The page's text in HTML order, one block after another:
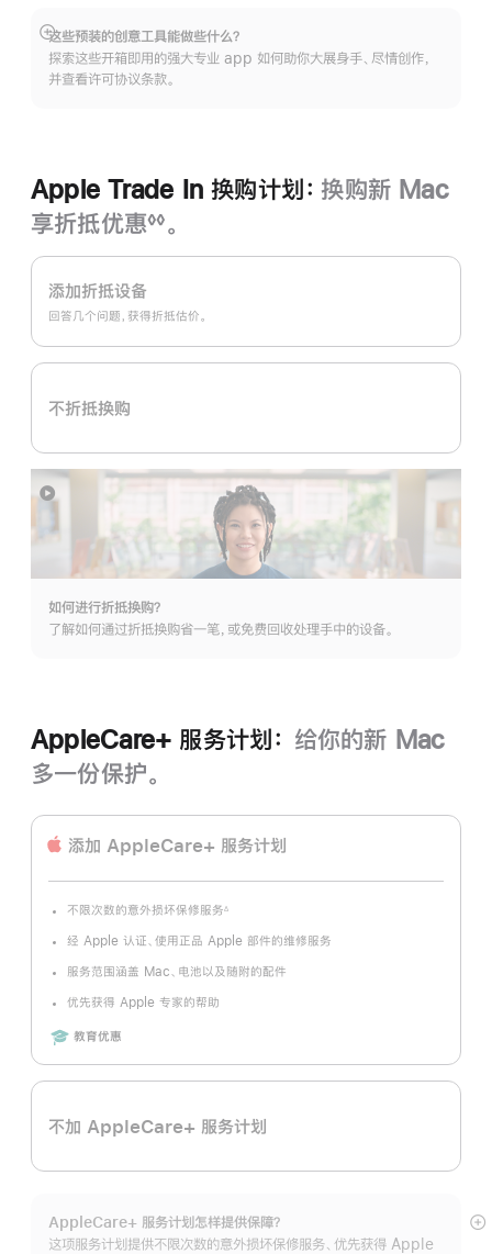
这些预装的创意工具能做些什么？
探索这些开箱即用的强大专业 app 如何助你大展身手、尽情创作，
并查看许可协议条款。
展
开
Apple Trade In 换购计划： 换购新 Mac
享折抵优惠
注
◊◊ 。
Apple
Trade
换
购
划：
添加折抵设备
回答几个问题，获得折抵估价。
不折抵换购
如何进行折抵换购？
了解如何通过折抵换购省一笔，或免费回收处理手中的设备。
展
开
AppleCare+ 服务计划： 给你的新 Mac
多一份保护。
添加 AppleCare+ 服务计划
不限次数的意外损坏保修服务∆
经 Apple 认证、使用正品 Apple 部件的维修服务
服务范围涵盖 Mac、电池以及随附的配件
优先获得 Apple 专家的帮助
Includes
教育优惠
不加 AppleCare+ 服务计划
AppleCare+ 服务计划怎样提供保⁠障？
这项服务计划提供不限次数的意外损坏保修服务、优先获得 Apple
展